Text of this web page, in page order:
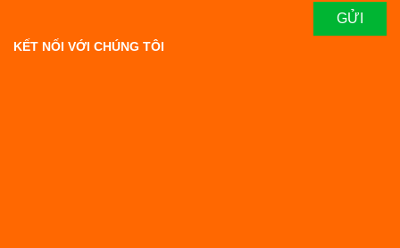
KẾT NỐI VỚI CHÚNG TÔI